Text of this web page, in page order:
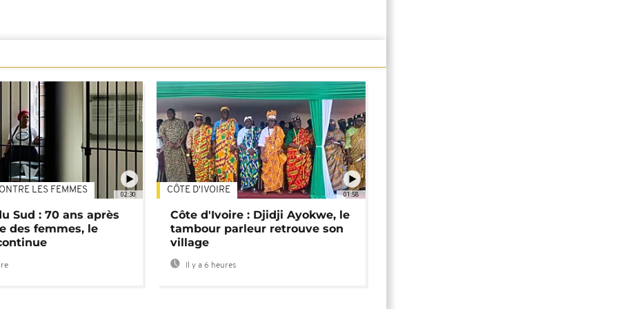
02:30
LES FEMMES
Sud : 70 ans après
des femmes, le
01:58
CÔTE D'IVOIRE
Côte d'Ivoire : Djidji Ayokwe, le
tambour parleur retrouve son
village
Il y a 6 heures